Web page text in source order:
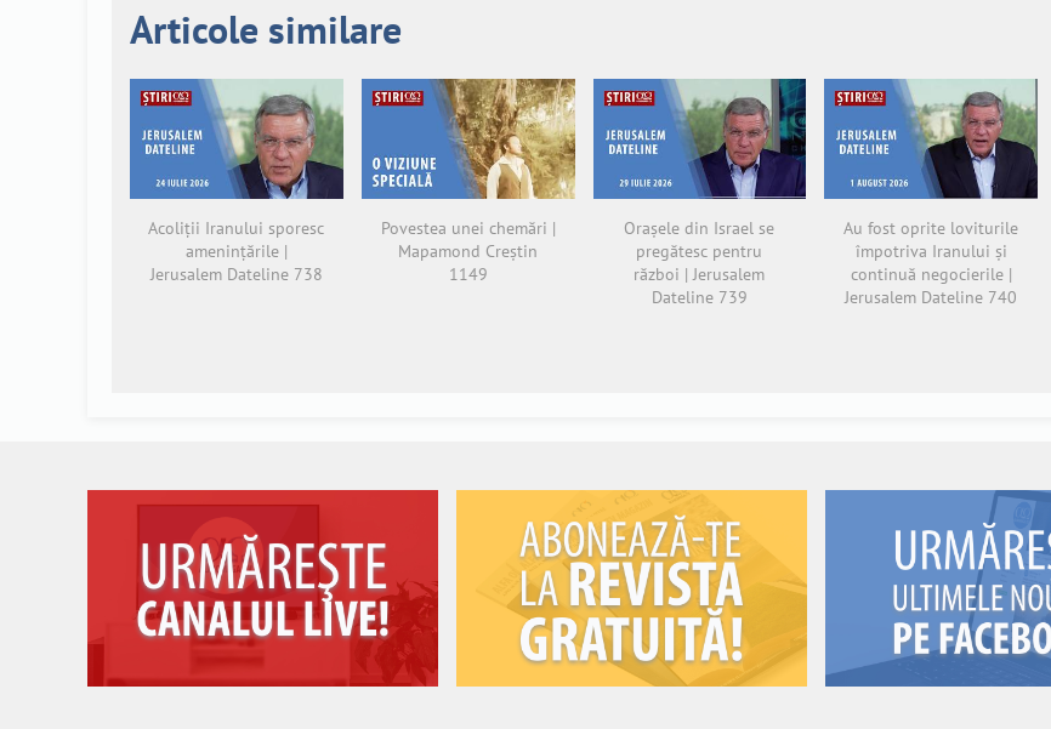
Articole similare
Acoliții Iranului sporesc
amenințările |
Jerusalem Dateline 738
Povestea unei chemări |
Mapamond Creștin
1149
Orașele din Israel se
pregătesc pentru
război | Jerusalem
Dateline 739
Au fost oprite loviturile
împotriva Iranului și
continuă negocierile |
Jerusalem Dateline 740